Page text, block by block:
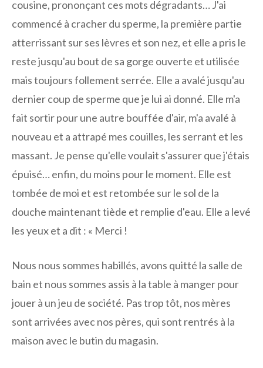
cousine, prononçant ces mots dégradants… J'ai
commencé à cracher du sperme, la première partie
atterrissant sur ses lèvres et son nez, et elle a pris le
reste jusqu'au bout de sa gorge ouverte et utilisée
mais toujours follement serrée. Elle a avalé jusqu'au
dernier coup de sperme que je lui ai donné. Elle m'a
fait sortir pour une autre bouffée d'air, m'a avalé à
nouveau et a attrapé mes couilles, les serrant et les
massant. Je pense qu'elle voulait s'assurer que j'étais
épuisé… enfin, du moins pour le moment. Elle est
tombée de moi et est retombée sur le sol de la
douche maintenant tiède et remplie d'eau. Elle a levé
les yeux et a dit : « Merci !
Nous nous sommes habillés, avons quitté la salle de
bain et nous sommes assis à la table à manger pour
jouer à un jeu de société. Pas trop tôt, nos mères
sont arrivées avec nos pères, qui sont rentrés à la
maison avec le butin du magasin.